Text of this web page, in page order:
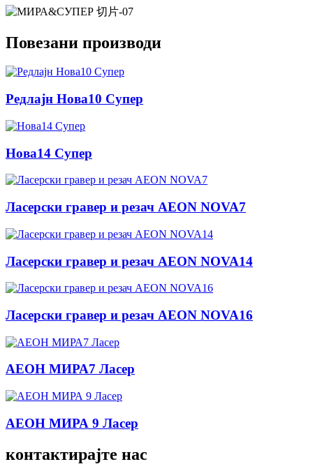
Повезани производи
Редлајн Нова10 Супер
Нова14 Супер
Ласерски гравер и резач AEON NOVA7
Ласерски гравер и резач AEON NOVA14
Ласерски гравер и резач AEON NOVA16
АЕОН МИРА7 Ласер
АЕОН МИРА 9 Ласер
контактирајте нас